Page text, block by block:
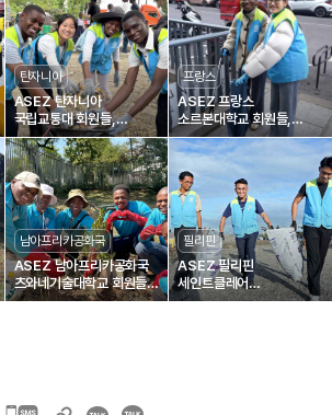
탄자니아
ASEZ 탄자니아
국립교통대 회원들,
거리정화로 깨끗한
지역환경 조성에 일조
프랑스
ASEZ 프랑스
소르본대학교 회원들,
생미셸 대로 정화
남아프리카공화국
ASEZ 남아프리카공화국
츠와네기술대학교 회원들,
나무 심기
필리핀
ASEZ 필리핀
세인트클레어
칼로오칸대학교 회원들,